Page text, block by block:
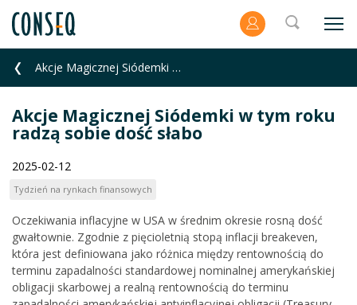
Akcje Magicznej Siódemki w tym roku radzą sobie dość słabo
Akcje Magicznej Siódemki w tym roku
radzą sobie dość słabo
2025-02-12
Tydzień na rynkach finansowych
Oczekiwania inflacyjne w USA w średnim okresie rosną dość
gwałtownie. Zgodnie z pięcioletnią stopą inflacji breakeven,
która jest definiowana jako różnica między rentownością do
terminu zapadalności standardowej nominalnej amerykańskiej
obligacji skarbowej a realną rentownością do terminu